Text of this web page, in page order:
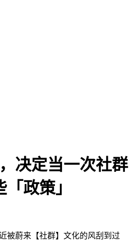
决定当一次社群
政策」
被蔚来【社群】文化的风刮到过